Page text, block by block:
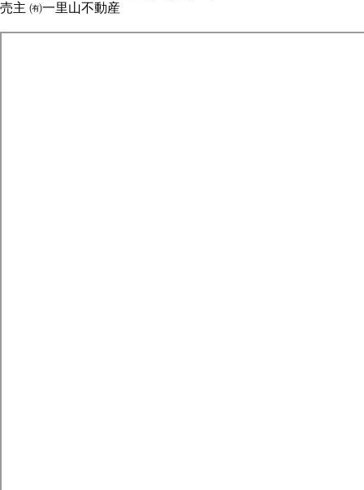
売主 ㈲一里山不動産